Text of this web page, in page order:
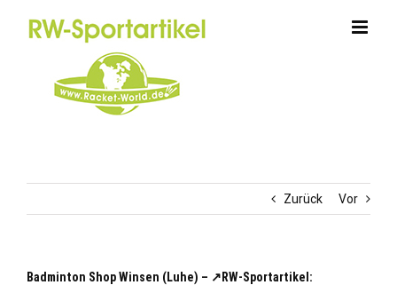
Zurück Vor
Badminton Shop Winsen (Luhe) – ↗️RW-Sportartikel: